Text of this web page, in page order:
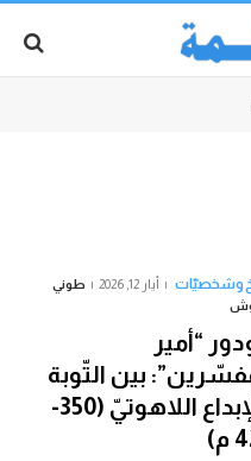
وشخصيّات أيار 12, 2026
طوني
“أمير
بين التّوبة
والإبداع اللاهوتيّ (350-